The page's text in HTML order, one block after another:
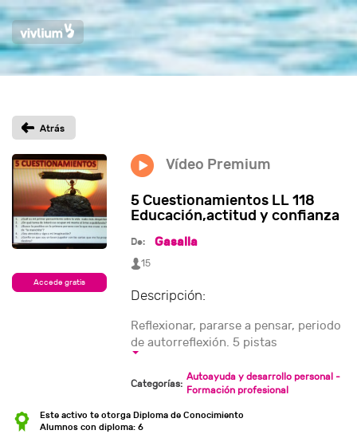
Accede gratis
Vídeo Premium
5 Cuestionamientos LL 118
Educación,actitud y confianza
De: Gasalla
15
Descripción:
Reflexionar, pararse a pensar, periodo
de autorreflexión. 5 pistas
Categorías:
Autoayuda y desarrollo personal -
Formación profesional
Este activo te otorga Diploma de Conocimiento
Alumnos con diploma: 6